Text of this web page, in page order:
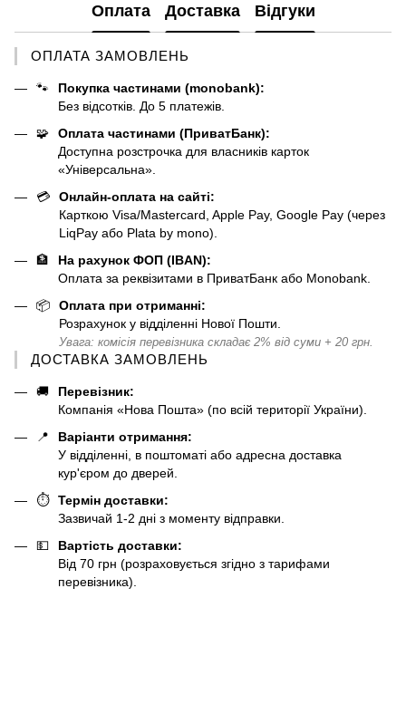
Оплата Доставка Відгуки
ОПЛАТА ЗАМОВЛЕНЬ
🐾
Покупка частинами (monobank):
Без відсотків. До 5 платежів.
🧩
Оплата частинами (ПриватБанк):
Доступна розстрочка для власників карток
«Універсальна».
💳
Онлайн-оплата на сайті:
Карткою Visa/Mastercard, Apple Pay, Google Pay (через
LiqPay або Plata by mono).
🏦
На рахунок ФОП (IBAN):
Оплата за реквізитами в ПриватБанк або Monobank.
📦
Оплата при отриманні:
Розрахунок у відділенні Нової Пошти.
Увага: комісія перевізника складає 2% від суми + 20 грн.
ДОСТАВКА ЗАМОВЛЕНЬ
🚚
Перевізник:
Компанія «Нова Пошта» (по всій території України).
📍
Варіанти отримання:
У відділенні, в поштоматі або адресна доставка
кур'єром до дверей.
⏱️
Термін доставки:
Зазвичай 1-2 дні з моменту відправки.
💵
Вартість доставки:
Від 70 грн (розраховується згідно з тарифами
перевізника).